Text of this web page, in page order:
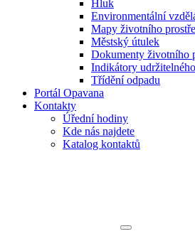
Hluk
Environmentální
Mapy životního
Městský útulek
Dokumenty životního
Indikátory
Třídění odpadu
Portál Opavana
Kontakty
Úřední hodiny
Kde nás najdete
Katalog kontaktů